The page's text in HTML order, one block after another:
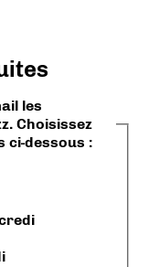
les
Choisissez
ci-dessous :